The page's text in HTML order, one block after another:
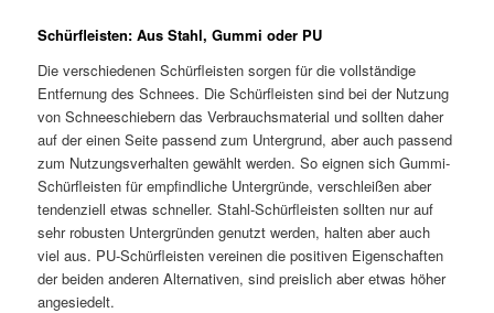
Schürfleisten: Aus Stahl, Gummi oder PU
Die verschiedenen Schürfleisten sorgen für die vollständige
Entfernung des Schnees. Die Schürfleisten sind bei der Nutzung
von Schneeschiebern das Verbrauchsmaterial und sollten daher
auf der einen Seite passend zum Untergrund, aber auch passend
zum Nutzungsverhalten gewählt werden. So eignen sich Gummi-
Schürfleisten für empfindliche Untergründe, verschleißen aber
tendenziell etwas schneller. Stahl-Schürfleisten sollten nur auf
sehr robusten Untergründen genutzt werden, halten aber auch
viel aus. PU-Schürfleisten vereinen die positiven Eigenschaften
der beiden anderen Alternativen, sind preislich aber etwas höher
angesiedelt.